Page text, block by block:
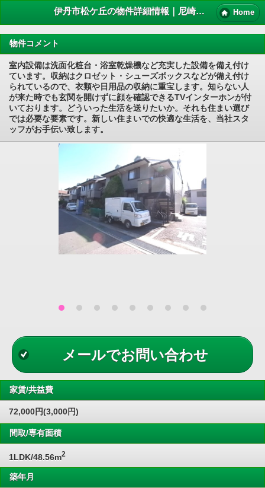
伊丹市松ケ丘の物件詳細情報｜尼崎賃貸マンション情報NET Home
物件コメント
室内設備は洗面化粧台・浴室乾燥機など充実した設備を備え付け
ています。収納はクロゼット・シューズボックスなどが備え付け
られているので、衣類や日用品の収納に重宝します。知らない人
が来た時でも玄関を開けずに顔を確認できるTVインターホンが付
いております。どういった生活を送りたいか。それも住まい選び
では必要な要素です。新しい住まいでの快適な生活を、当社スタ
ッフがお手伝い致します。
メールでお問い合わせ
家賃/共益費
72,000円(3,000円)
間取/専有面積
1LDK/48.56m2
築年月